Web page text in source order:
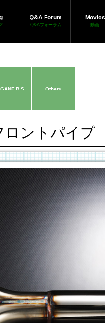
Q&A Forum
Q&Aフォーラム
Movies
動画
R.S. Others
ロントパイプ